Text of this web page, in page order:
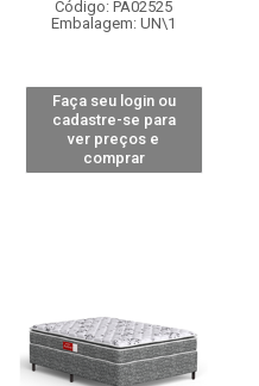
Código: PA02525
Embalagem: UN\1
Faça seu login ou
cadastre-se para
ver preços e
comprar